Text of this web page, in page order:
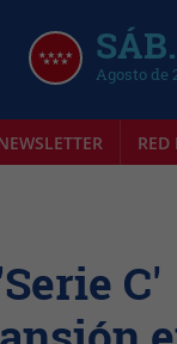
Agosto de
C'